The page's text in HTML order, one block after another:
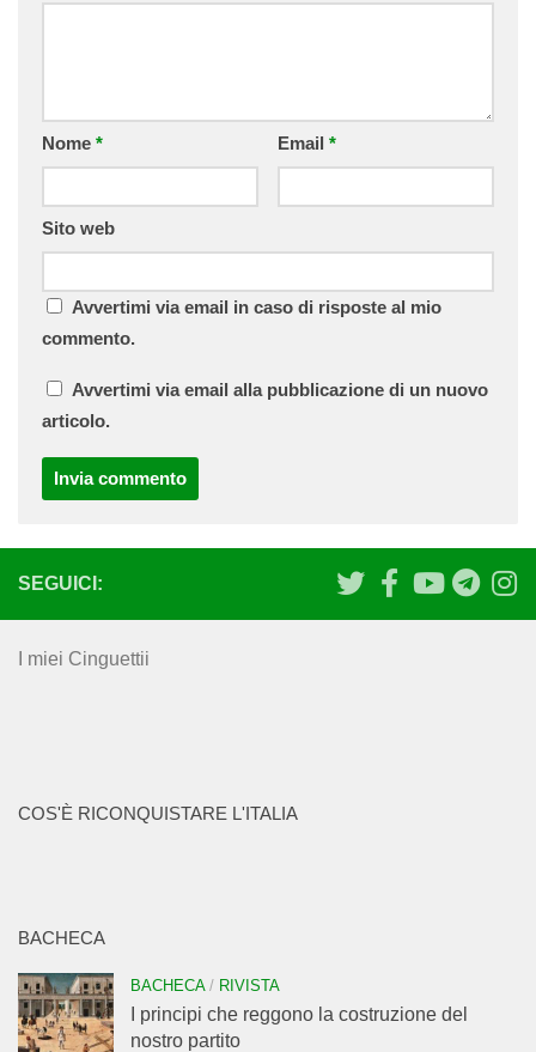
Nome * Email *
Sito web
Avvertimi via email in caso di risposte al mio
commento.
Avvertimi via email alla pubblicazione di un nuovo
articolo.
SEGUICI:
I miei Cinguettii
COS'È RICONQUISTARE L'ITALIA
BACHECA
BACHECA/ RIVISTA
I principi che reggono la costruzione del
nostro partito